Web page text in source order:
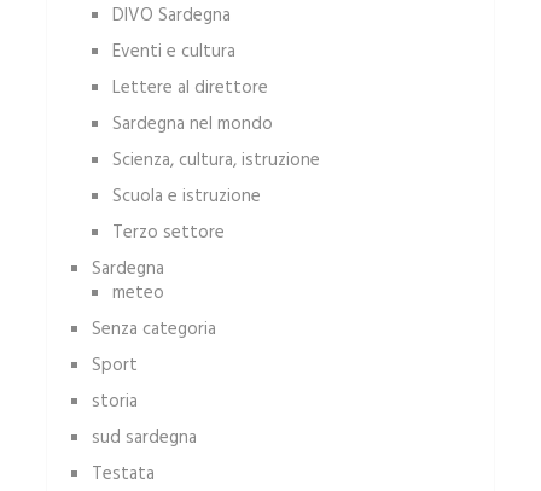
DIVO Sardegna
Eventi e cultura
Lettere al direttore
Sardegna nel mondo
Scienza, cultura, istruzione
Scuola e istruzione
Terzo settore
Sardegna
meteo
Senza categoria
Sport
storia
sud sardegna
Testata